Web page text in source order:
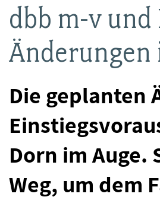
dbb m-v
Die geplanten
Dorn im Auge.
Weg, um dem